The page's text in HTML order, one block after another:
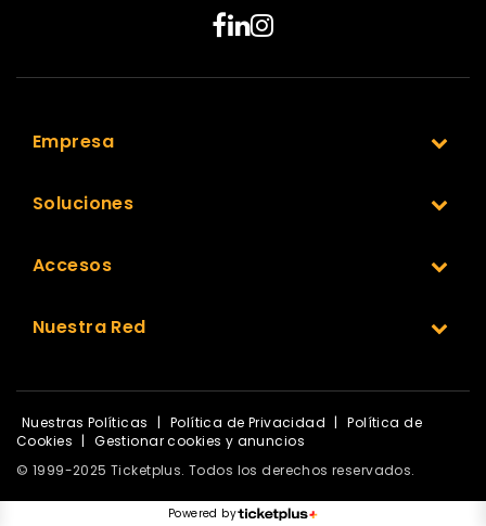
Empresa
Soluciones
Accesos
Nuestra Red
Nuestras Políticas | Política de Privacidad |
Política de
Cookies |
Gestionar cookies y anuncios
© 1999-2025 Ticketplus. Todos los derechos reservados.
Powered by